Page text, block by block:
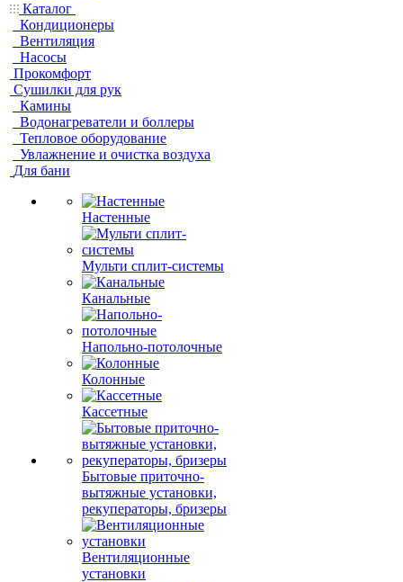
Каталог
Кондиционеры
Вентиляция
Насосы
Прокомфорт
Сушилки для рук
Камины
Водонагреватели и боллеры
Тепловое оборудование
Увлажнение и очистка воздуха
Для бани
Настенные
Мульти сплит-системы
Канальные
Напольно-потолочные
Колонные
Кассетные
Бытовые приточно-
вытяжные установки,
рекуператоры, бризеры
Вентиляционные
установки